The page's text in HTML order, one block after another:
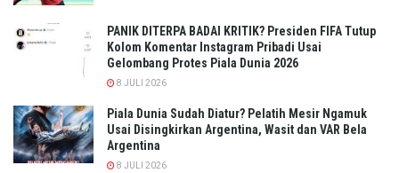
PANIK DITERPA BADAI KRITIK? Presiden FIFA Tutup
Kolom Komentar Instagram Pribadi Usai
Gelombang Protes Piala Dunia 2026
8 JULI 2026
Piala Dunia Sudah Diatur? Pelatih Mesir Ngamuk
Usai Disingkirkan Argentina, Wasit dan VAR Bela
Argentina
8 JULI 2026